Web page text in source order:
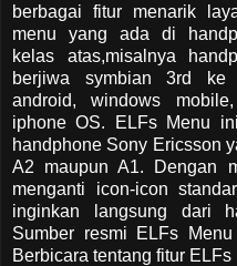
berbagai fitur menarik
menu yang ada di
kelas atas,misalnya
berjiwa symbian 3rd ke
android, windows
iphone OS. ELFs Menu
handphone Sony Ericsson
A2 maupun A1. Dengan
menganti icon-icon
inginkan langsung dari
Sumber resmi ELFs
Berbicara tentang fitur ELFs